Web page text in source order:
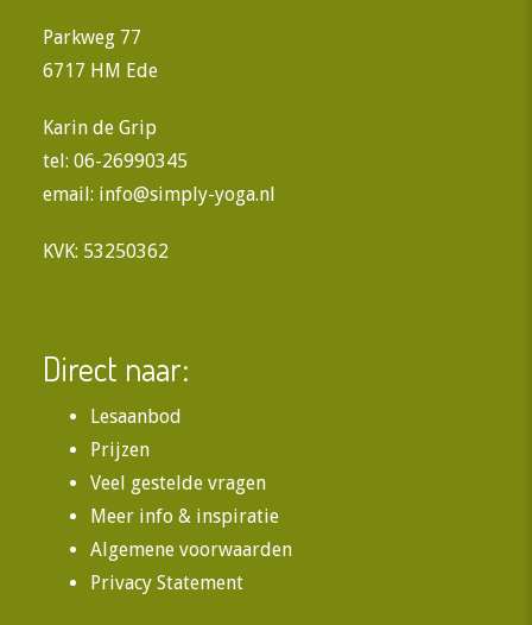
Parkweg 77
6717 HM Ede
Karin de Grip
tel: 06-26990345
email: info@simply-yoga.nl
KVK: 53250362
Direct naar:
Lesaanbod
Prijzen
Veel gestelde vragen
Meer info & inspiratie
Algemene voorwaarden
Privacy Statement